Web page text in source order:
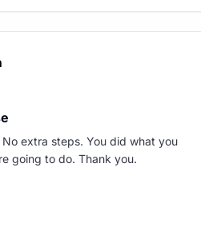
No extra steps. You did what you
going to do. Thank you.